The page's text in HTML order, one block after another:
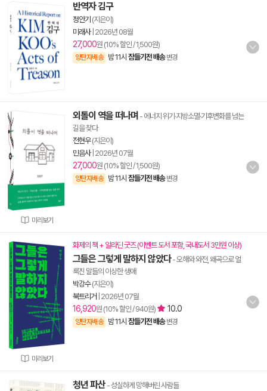
반역자 김구
정안기 (지은이)
미래사| 2026년 08월
27,000원 (10% 할인 / 1,500원)
양탄자배송 밤 11시 잠들기전 배송 변경
미리보기
외톨이 역을 떠나며 - 에너지 위기·지방소멸·기후변화를 넘는
길을 찾다
전현우(지은이)
민음사| 2026년 07월
27,000원 (10% 할인 / 1,500원)
양탄자배송 밤 11시 잠들기전 배송 변경
미리보기
화제의 책 + 알라딘 굿즈 (이벤트 도서 포함, 국내도서 3만원 이상)
그들은 그렇게 말하지 않았다- 오해와 와전, 왜곡으로 얼
룩진 말들의 이상한 생애
박강수(지은이)
북트리거 2026년 07월
16,920원 (10% 할인 / 940원) 10.0
양탄자배송 밤 11시 잠들기전 배송 변경
청년 파산 - 성실하게 망해버린 사람들